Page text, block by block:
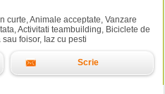
curte, Animale acceptate, Vanzare
Activitati teambuilding, Biciclete de
foisor, Iaz cu pesti
Scrie